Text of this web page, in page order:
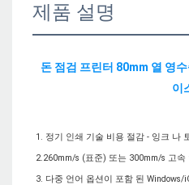
제품 설명
돈 점검 프린터 80mm 열 영
1. 정기 인쇄 기술 비용 절감 - 잉크 나
2.260mm/s (표준) 또는 300mm/s 고속
3. 다중 언어 옵션이 포함 된 Windows/